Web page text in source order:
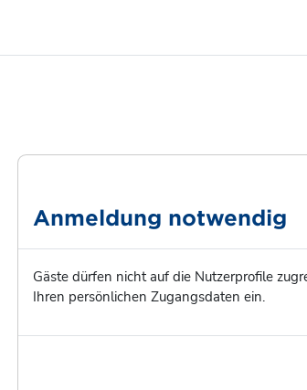
Anmeldung notwendig
Gäste dürfen nicht auf die Nutzerprofile
Ihren persönlichen Zugangsdaten ein.